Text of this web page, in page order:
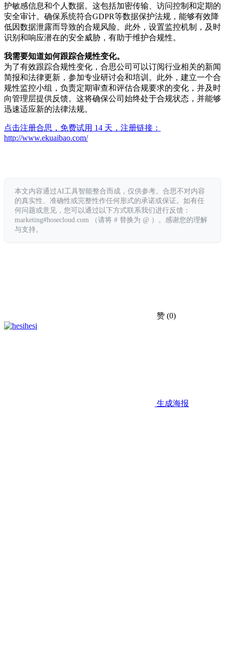
护敏感信息和个人数据。这包括加密传输、访问控制和定期的
安全审计。确保系统符合GDPR等数据保护法规，能够有效降
低因数据泄露而导致的合规风险。此外，设置监控机制，及时
识别和响应潜在的安全威胁，有助于维护合规性。
我需要知道如何跟踪合规性变化。
为了有效跟踪合规性变化，合思公司可以订阅行业相关的新闻
简报和法律更新，参加专业研讨会和培训。此外，建立一个合
规性监控小组，负责定期审查和评估合规要求的变化，并及时
向管理层提供反馈。这将确保公司始终处于合规状态，并能够
迅速适应新的法律法规。
点击注册合思，免费试用 14 天，注册链接：
http://www.ekuaibao.com/
本文内容通过AI工具智能整合而成，仅供参考。合思不对内容
的真实性、准确性或完整性作任何形式的承诺或保证。如有任
何问题或意见，您可以通过以下方式联系我们进行反馈：
marketing#hosecloud.com （请将 # 替换为 @ ）。感谢您的理解
与支持。
赞 (0)
hesi
生成海报